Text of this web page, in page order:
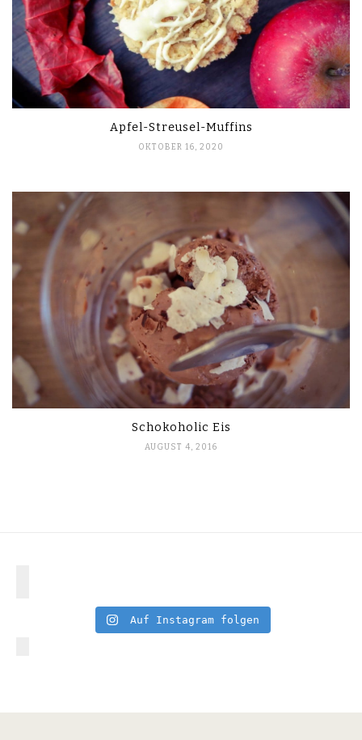
Apfel-Streusel-Muffins
OKTOBER 16, 2020
Schokoholic Eis
AUGUST 4, 2016
Auf Instagram folgen